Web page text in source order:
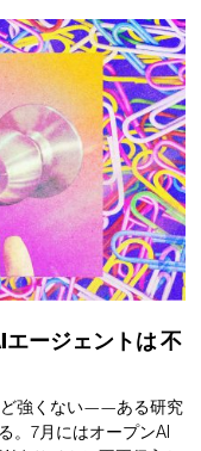
エージェントは不
ど強くない——ある研究
。7月にはオープンAI